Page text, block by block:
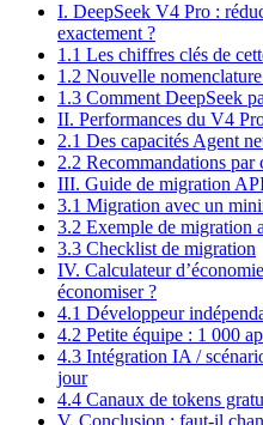
I. DeepSeek V4 Pro :
exactement ?
1.1 Les chiffres clés de
1.2 Nouvelle
1.3 Comment DeepSeek
II. Performances du V4
2.1 Des capacités Agent
2.2 Recommandations par
III. Guide de migration
3.1 Migration avec un
3.2 Exemple de migration
3.3 Checklist de migration
IV. Calculateur
économiser ?
4.1 Développeur
4.2 Petite équipe : 1 000
4.3 Intégration IA /
jour
4.4 Canaux de tokens